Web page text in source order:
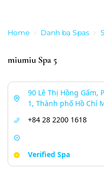
Home Danh bạ Spas
miumiu Spa 5
90 Lê Thị Hồng Gấm,
1, Thành phố Hồ Chí
+84 28 2200 1618
Verified Spa